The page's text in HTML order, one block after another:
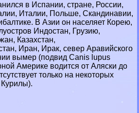
в Испании, стране, России,
Италии, Польше, Скандинавии,
В Азии он населяет Корею,
Индостан, Грузию,
Казахстан,
Иран, Иpaк, север Аравийского
вымер (подвид Canis lupus
Америке водится от Аляски до
только на некоторых